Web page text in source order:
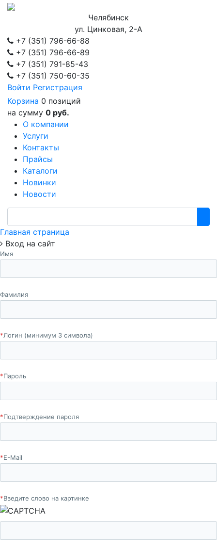
Челябинск
ул. Цинковая, 2-А
+7 (351) 796-66-88
+7 (351) 796-66-89
+7 (351) 791-85-43
+7 (351) 750-60-35
Войти Регистрация
Корзина 0 позиций
на сумму 0 руб.
О компании
Услуги
Контакты
Прайсы
Каталоги
Новинки
Новости
Главная страница
Вход на сайт
Имя
Фамилия
*Логин (минимум 3 символа)
*Пароль
*Подтверждение пароля
*E-Mail
*Введите слово на картинке